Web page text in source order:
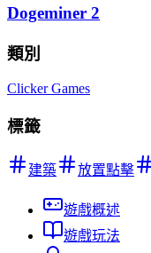
Dogeminer 2
類別
Clicker Games
標籤
建築 放置點擊
遊戲概述
遊戲玩法